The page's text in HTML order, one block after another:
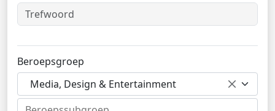
Beroepsgroep
Media, Design & Entertainment